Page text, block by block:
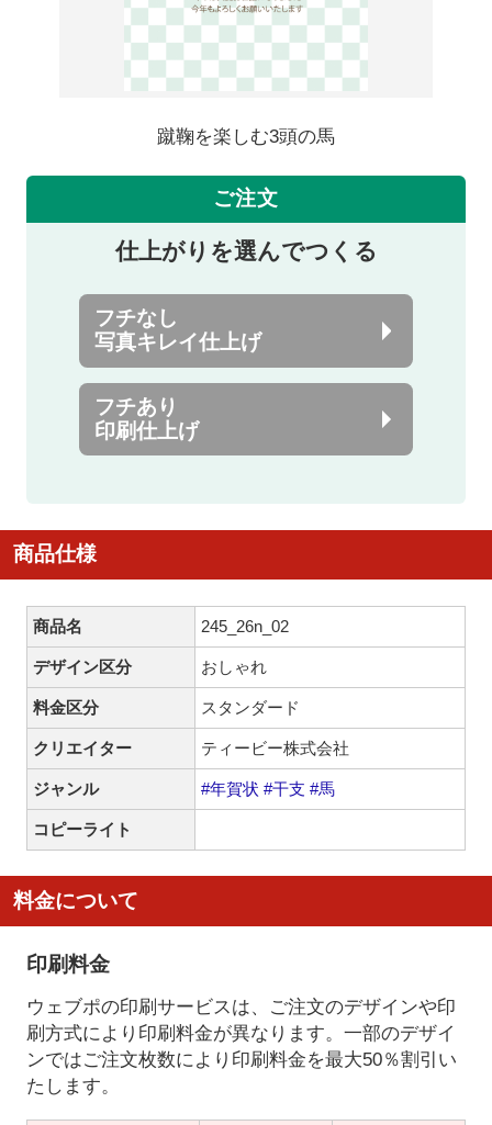
蹴鞠を楽しむ3頭の馬
ご注文
仕上がりを選んでつくる
フチなし
写真キレイ仕上げ
フチあり
印刷仕上げ
商品仕様
商品名 245_26n_02
デザイン区分 おしゃれ
料金区分 スタンダード
クリエイター ティービー株式会社
ジャンル #年賀状 #干支 #馬
コピーライト
料金について
印刷料金
ウェブポの印刷サービスは、ご注文のデザインや印
刷方式により印刷料金が異なります。一部のデザイ
ンではご注文枚数により印刷料金を最大50％割引い
たします。